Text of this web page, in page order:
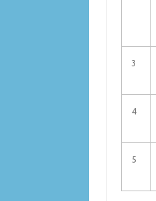
3
4
5